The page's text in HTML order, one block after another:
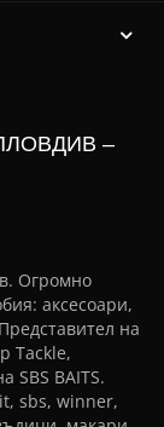
–
Огромно
аксесоари,
на
Tackle,
SBS BAITS.
sbs, winner,